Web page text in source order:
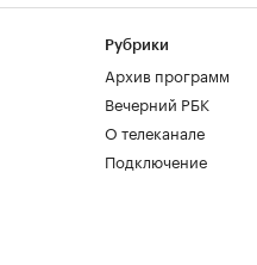
Рубрики
Архив программ
Вечерний РБК
О телеканале
Подключение